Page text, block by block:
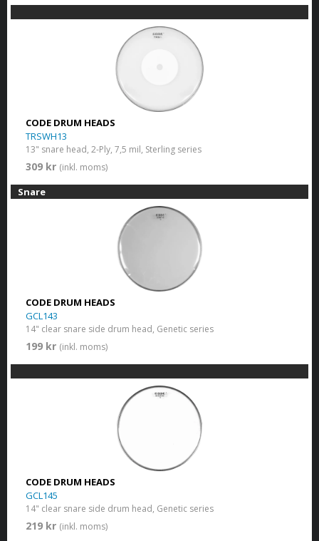
CODE DRUM HEADS
TRSWH13
13" snare head, 2-Ply, 7,5 mil, Sterling series
309 kr (inkl. moms)
Snare
CODE DRUM HEADS
GCL143
14" clear snare side drum head, Genetic series
199 kr (inkl. moms)
CODE DRUM HEADS
GCL145
14" clear snare side drum head, Genetic series
219 kr (inkl. moms)